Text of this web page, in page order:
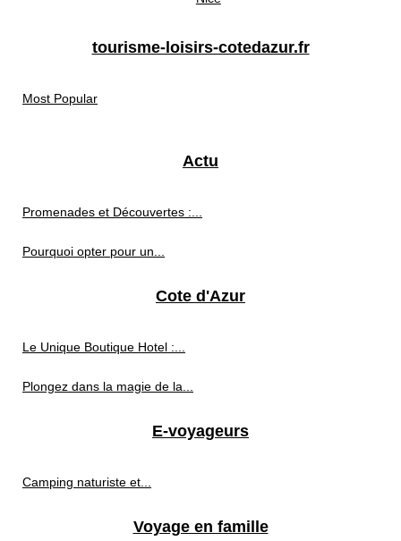
tourisme-loisirs-cotedazur.fr
Most Popular
Actu
Promenades et Découvertes :...
Pourquoi opter pour un...
Cote d'Azur
Le Unique Boutique Hotel :...
Plongez dans la magie de la...
E-voyageurs
Camping naturiste et...
Voyage en famille